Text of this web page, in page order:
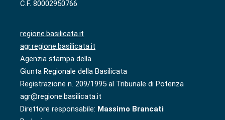
C.F. 80002950766
regione.basilicata.it
agr.regione.basilicata.it
Agenzia stampa della
Giunta Regionale della Basilicata
Registrazione n. 209/1995 al Tribunale di Potenza
agr@regione.basilicata.it
Direttore responsabile: Massimo Brancati